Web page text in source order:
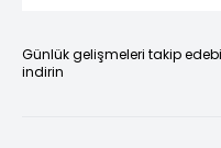
Günlük gelişmeleri takip
indirin